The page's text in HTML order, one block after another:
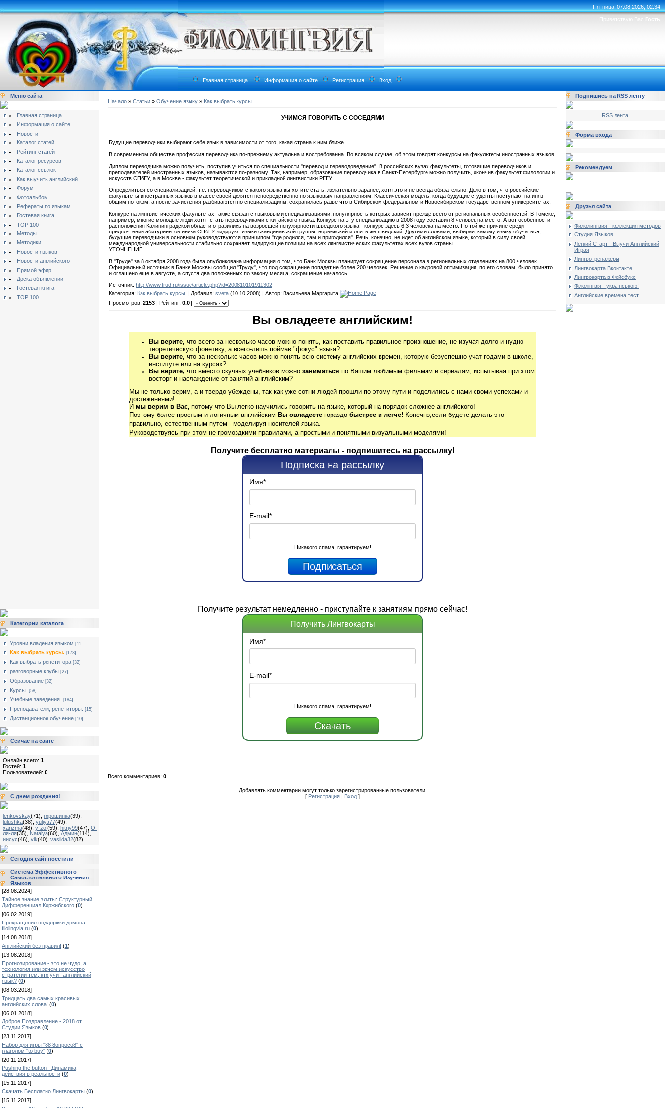
Пятница, 07.08.2026, 02:34
Приветствую Вас Гость
Главная страница Информация о сайте Регистрация Вход
Меню сайта
Главная страница
Информация о сайте
Новости
Каталог статей
Рейтинг статей
Каталог ресурсов
Каталог ссылок
Как выучить английский
Форум
Фотоальбом
Рефераты по языкам
Гостевая книга
TOP 100
Методы.
Методики.
Новости языков
Новости английского
Прямой эфир.
Доска объявлений
Гостевая книга
TOP 100
Категории каталога
Уровни владения языком [11]
Как выбрать курсы. [173]
Как выбрать репетитора [32]
разговорные клубы [27]
Образование [32]
Курсы. [58]
Учебные заведения. [184]
Преподаватели, репетиторы. [15]
Дистанционное обучение [10]
Сейчас на сайте
Онлайн всего: 1
Гостей: 1
Пользователей: 0
С днем рождения!
lenkovskay(71) горошинка(39)
lulushka(38) yuliya77(49)
xarizma(48) y-zof(59) hitriy99(47) О-
ля-ля(35) Natalya(60) Админ(114)
иисус(46) vik(40) vasilda32(82)
Сегодня сайт посетили
Система Эффективного
Самостоятельного Изучения
Языков
[28.08.2024]
Тайное знание элиты: Структурный
Дифференциал Коржибского (0)
[06.02.2019]
Прекращение поддержки домена
filolingvia.ru (0)
[14.08.2018]
Английский без правил! (1)
[13.08.2018]
Прогнозирование - это не чудо, а
технология или зачем искусство
стратегии тем, кто учит английский
язык? (0)
[08.03.2018]
Тридцать два самых красивых
английских слова! (0)
[06.01.2018]
Доброе Поздравление - 2018 от
Студии Языков (0)
[23.11.2017]
Набор для игры "88 8опросо8" с
глаголом "to buy" (0)
[20.11.2017]
Pushing the button - Динамика
действия в реальности (0)
[15.11.2017]
Скачать Бесплатно Лингвокарты (0)
[15.11.2017]
Начало » Статьи » Обучение языку » Как выбрать курсы.
УЧИМСЯ ГОВОРИТЬ С СОСЕДЯМИ
Будущие переводчики выбирают себе язык в зависимости от того, какая страна к ним ближе.
В современном обществе профессия переводчика по-прежнему актуальна и востребованна. Во всяком случае, об этом говорят конкурсы на факультеты иностранных языков.
Диплом переводчика можно получить, поступив учиться по специальности "перевод и переводоведение". В российских вузах факультеты, готовящие переводчиков и
преподавателей иностранных языков, называются по-разному. Так, например, образование переводчика в Санкт-Петербурге можно получить, окончив факультет филологии и
искусств СПбГУ, а в Москве - факультет теоретической и прикладной лингвистики РГГУ.
Определиться со специализацией, т.е. переводчиком с какого языка вы хотите стать, желательно заранее, хотя это и не всегда обязательно. Дело в том, что российские
факультеты иностранных языков в массе своей делятся непосредственно по языковым направлениям. Классическая модель, когда будущие студенты поступают на иняз
общим потоком, а после зачисления разбиваются по специализациям, сохранилась разве что в Сибирском федеральном и Новосибирском государственном университетах.
Конкурс на лингвистических факультетах также связан с языковыми специализациями, популярность которых зависит прежде всего от региональных особенностей. В Томске,
например, многие молодые люди хотят стать переводчиками с китайского языка. Конкурс на эту специализацию в 2008 году составил 8 человек на место. А вот особенности
расположения Калининградской области отразились на возросшей популярности шведского языка - конкурс здесь 6,3 человека на место. По той же причине среди
предпочтений абитуриентов иняза СПбГУ лидируют языки скандинавской группы: норвежский и опять же шведский. Другими словами, выбирая, какому языку обучаться,
будущие переводчики в основном руководствуются принципом "где родился, там и пригодился". Речь, конечно, не идет об английском языке, который в силу своей
международной универсальности стабильно сохраняет лидирующие позиции на всех лингвистических факультетах всех вузов страны.
УТОЧНЕНИЕ
В "Труде" за 8 октября 2008 года была опубликована информация о том, что Банк Москвы планирует сокращение персонала в региональных отделениях на 800 человек.
Официальный источник в Банке Москвы сообщил "Труду", что под сокращение попадет не более 200 человек. Решение о кадровой оптимизации, по его словам, было принято
и оглашено еще в августе, а спустя два положенных по закону месяца, сокращение началось.
Источник: http://www.trud.ru/issue/article.php?id=200810101911302
Категория: Как выбрать курсы. | Добавил: sveta (10.10.2008) | Автор: Васильева Маргарита
Просмотров: 2153 | Рейтинг: 0.0
Вы овладеете английским!
Вы верите, что всего за несколько часов можно понять, как поставить правильное произношение, не изучая долго и нудно
теоретическую фонетику, а всего-лишь поймав "фокус" языка?
Вы верите, что за несколько часов можно понять всю систему английских времен, которую безуспешно учат годами в школе,
институте или на курсах?
Вы верите, что вместо скучных учебников можно заниматься по Вашим любимым фильмам и сериалам, испытывая при этом
восторг и наслаждение от занятий английским?
Мы не только верим, а и твердо убеждены, так как уже сотни людей прошли по этому пути и поделились с нами своми успехами и
достижениями!
И мы верим в Вас, потому что Вы легко научились говорить на языке, который на порядок сложнее английского!
Поэтому более простым и логичным английским Вы овладеете гораздо быстрее и легче! Конечно,если будете делать это
правильно, естественным путем - моделируя носителей языка.
Руководствуясь при этом не громоздкими правилами, а простыми и понятными визуальными моделями!
Получите бесплатно материалы - подпишитесь на рассылку!
Подписка на рассылку
Имя*
E-mail*
Никакого спама, гарантируем!
Получите результат немедленно - приступайте к занятиям прямо сейчас!
Получить Лингвокарты
Имя*
E-mail*
Никакого спама, гарантируем!
Всего комментариев: 0
Добавлять комментарии могут только зарегистрированные пользователи.
[ Регистрация Вход ]
Подпишись на RSS ленту
RSS лента
Форма входа
Рекомендуем
Друзья сайта
Филолингвия - коллекция методов
Студия Языков
Легкий Старт - Выучи Английский
Играя
Лингвотренажеры
Лингвокарта Вконтакте
Лингвокарта в Фейсбуке
Філолінгвія - українською!
Английские времена тест